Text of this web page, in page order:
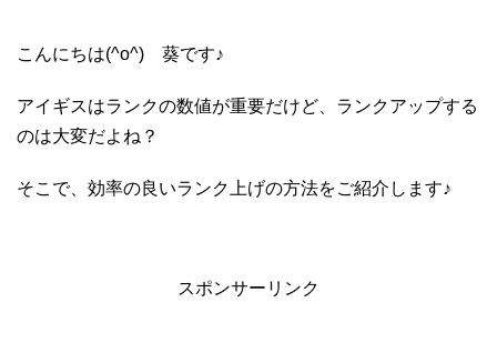
こんにちは(^o^) 葵です♪
アイギスはランクの数値が重要だけど、ランクアップする
のは大変だよね？
そこで、効率の良いランク上げの方法をご紹介します♪
スポンサーリンク